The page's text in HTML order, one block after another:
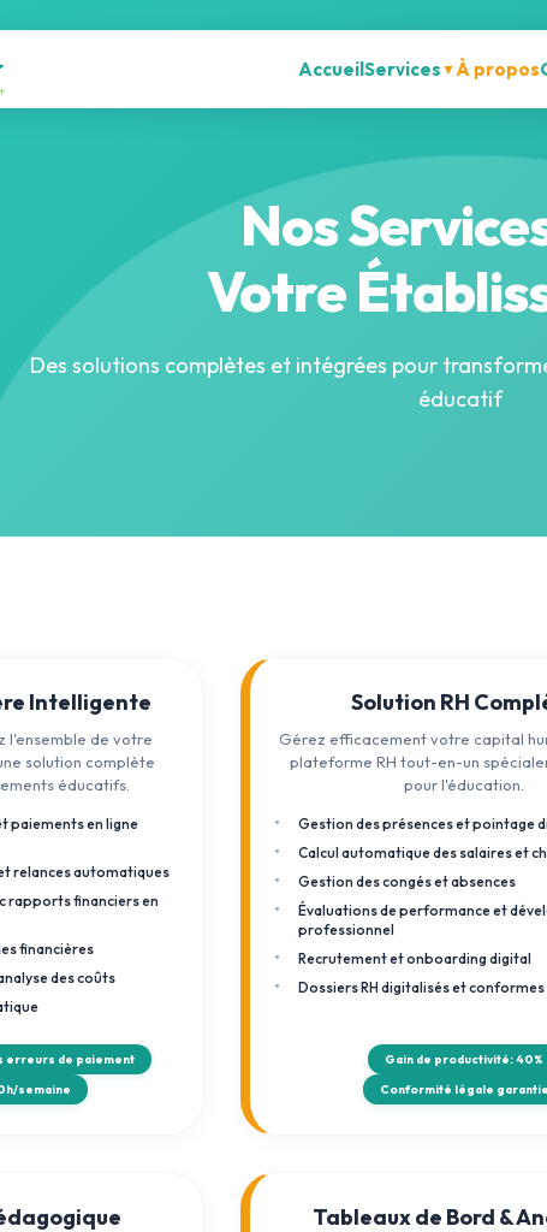
AccueilServices ▼À propos
Nos
Votre
Des solutions complètes et intégrées pour
éducatif
Intelligente
l'ensemble de votre
solution complète
éducatifs.
paiements en ligne
relances automatiques
rapports financiers en
financières
des coûts
erreurs de paiement
semaine
Solution RH
Gérez efficacement votre capital
plateforme RH tout-en-un
pour l'éducation.
Gestion des présences et pointage
Calcul automatique des salaires et
Gestion des congés et absences
Évaluations de performance et
professionnel
Recrutement et onboarding digital
Dossiers RH digitalisés et conformes
Gain de productivité: 40%
Conformité légale garantie
Tableaux de Bord &